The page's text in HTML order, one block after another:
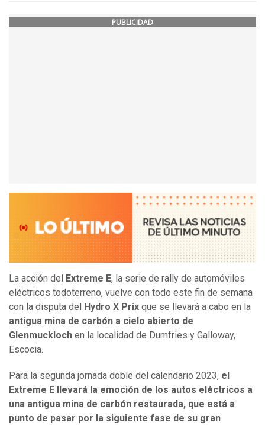
PUBLICIDAD
La acción del Extreme E, la serie de rally de automóviles
eléctricos todoterreno, vuelve con todo este fin de semana
con la disputa del
Hydro X Prix que se llevará a cabo en la
antigua mina de carbón a cielo abierto de
Glenmuckloch en la localidad de Dumfries y Galloway,
Escocia.
Para la segunda jornada doble del calendario 2023, el
Extreme E llevará la emoción de los autos eléctricos a
una antigua mina de carbón restaurada, que está a
punto de pasar por la siguiente fase de su gran